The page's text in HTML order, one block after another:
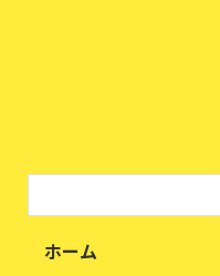
ホーム